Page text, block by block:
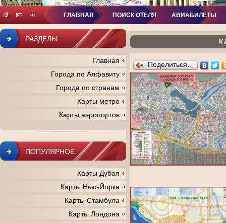
Поделиться…
РАЗДЕЛЫ
Главная
Города по Алфавиту
Города по странам
Карты метро
Карты аэропортов
ПОПУЛЯРНОЕ
Карты Дубая
Карты Нью-Йорка
Карты Стамбула
Карты Лондона
ГЛАВНАЯ ПОИСК ОТЕЛЯ АВИАБИЛЕТЫ